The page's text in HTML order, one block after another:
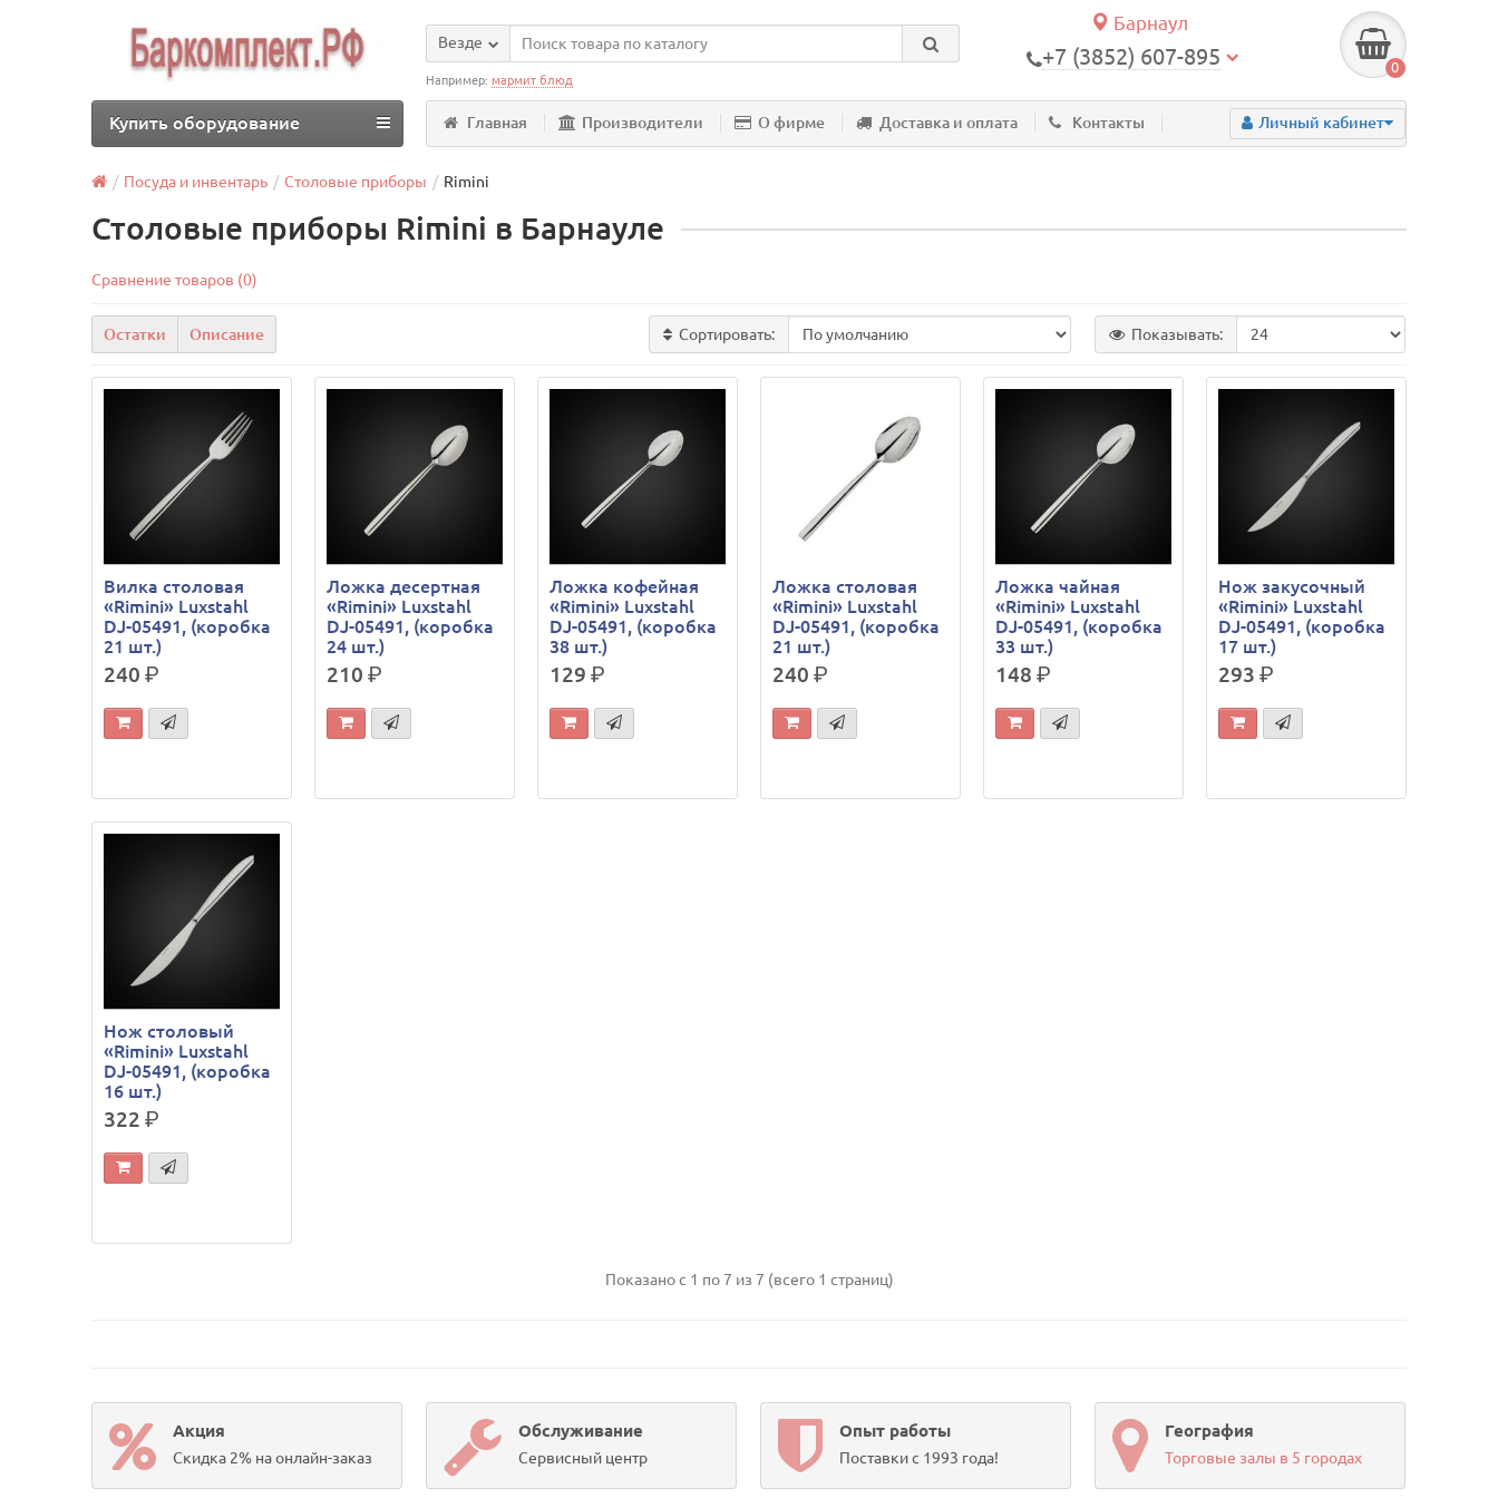
Барнаул
+7 (3852) 607-895 0
Везде
Например:мармит блюд
Главная Производители О фирме Доставка и оплата Контакты Личный кабинет
Купить оборудование
Посуда и инвентарь Столовые приборы Rimini
Столовые приборы Rimini в Барнауле
Сравнение товаров (0)
Остатки Описание Сортировать: Показывать:
Вилка столовая
«Rimini» Luxstahl
DJ-05491, (коробка
21 шт.)
240р.
Ложка десертная
«Rimini» Luxstahl
DJ-05491, (коробка
24 шт.)
210р.
Ложка кофейная
«Rimini» Luxstahl
DJ-05491, (коробка
38 шт.)
129р.
Ложка столовая
«Rimini» Luxstahl
DJ-05491, (коробка
21 шт.)
240 р.
Ложка чайная
«Rimini» Luxstahl
DJ-05491, (коробка
33 шт.)
148 р.
Нож закусочный
«Rimini» Luxstahl
DJ-05491, (коробка
17 шт.)
293 р.
Нож столовый
«Rimini» Luxstahl
DJ-05491, (коробка
16 шт.)
322р.
Показано с 1 по 7 из 7 (всего 1 страниц)
Акция
Скидка 2% на онлайн-заказ
Обслуживание
Сервисный центр
Опыт работы
Поставки с 1993 года!
География
Торговые залы в 5 городах